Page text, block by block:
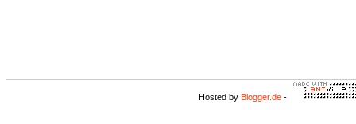
Hosted by Blogger.de -